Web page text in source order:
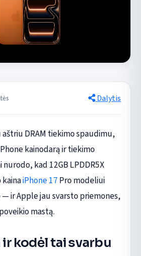
Dalytis
DRAM tiekimo spaudimu,
kainodarą ir tiekimo
nurodo, kad 12GB LPDDR5X
iPhone 17 Pro modeliui
ir Apple jau svarsto priemones,
mastą.
ir kodėl tai svarbu